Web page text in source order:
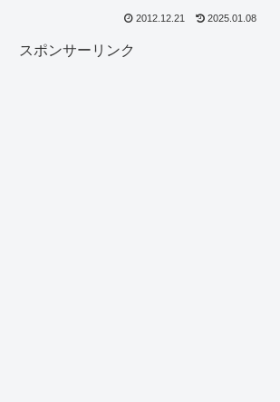
2012.12.21 2025.01.08
スポンサーリンク